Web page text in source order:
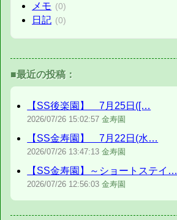
メモ (0)
日記 (0)
■最近の投稿：
【SS後楽園】 7月25日([…
2026/07/26 15:02:57 金寿園
【SS金寿園】 7月22日(水…
2026/07/26 13:47:13 金寿園
【SS金寿園】～ショートステイ…
2026/07/26 12:56:03 金寿園